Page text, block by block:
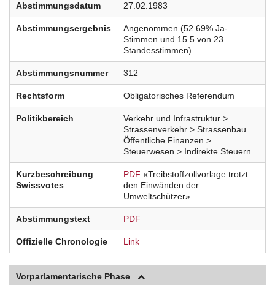
Abstimmungsdatum 27.02.1983
Abstimmungsergebnis
Angenommen (52.69% Ja-
Stimmen und 15.5 von 23
Standesstimmen)
Abstimmungsnummer 312
Rechtsform Obligatorisches Referendum
Politikbereich
Verkehr und Infrastruktur >
Strassenverkehr > Strassenbau
Öffentliche Finanzen >
Steuerwesen > Indirekte Steuern
Kurzbeschreibung
Swissvotes
PDF «Treibstoffzollvorlage trotzt
den Einwänden der
Umweltschützer»
Abstimmungstext PDF
Offizielle Chronologie Link
Vorparlamentarische Phase